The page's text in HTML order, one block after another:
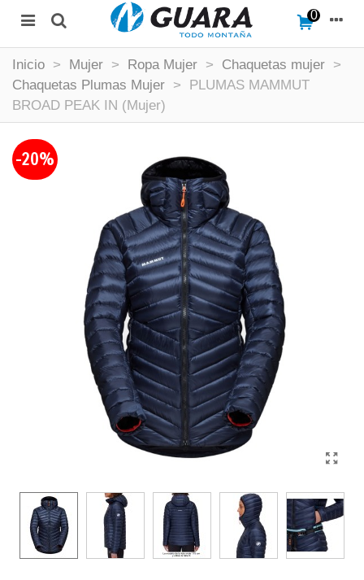
0
Inicio > Mujer > Ropa Mujer > Chaquetas mujer >
Chaquetas Plumas Mujer >
PLUMAS MAMMUT
BROAD PEAK IN (Mujer)
-20%